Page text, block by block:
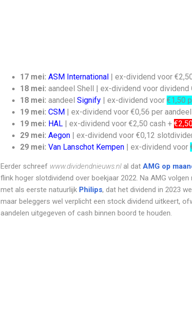
17 mei: ASM International | ex-dividend voor
18 mei: aandeel Shell | ex-dividend voor dividend
18 mei: aandeel Signify| ex-dividend voor €1,50
19 mei: CSM | ex-dividend voor €0,56 per
19 mei: HAL| ex-dividend voor €2,50 cash +
29 mei: Aegon| ex-dividend voor €0,12
29 mei: Van Lanschot Kempen| ex-dividend voor
Eerder schreef www.dividendnieuws.nlal dat AMG op
flink hoger slotdividend over boekjaar 2022. Na AMG
met als eerste natuurlijk Philips, dat het dividend in 2023
maar beleggers wel verplicht een stock dividend uitkeert,
aandelen uitgegeven of cash binnen boord te houden.